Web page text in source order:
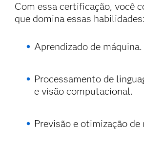
Com essa certificação, você
que domina essas habilidades:
Aprendizado de máquina.
Processamento de
e visão computacional.
Previsão e otimização de